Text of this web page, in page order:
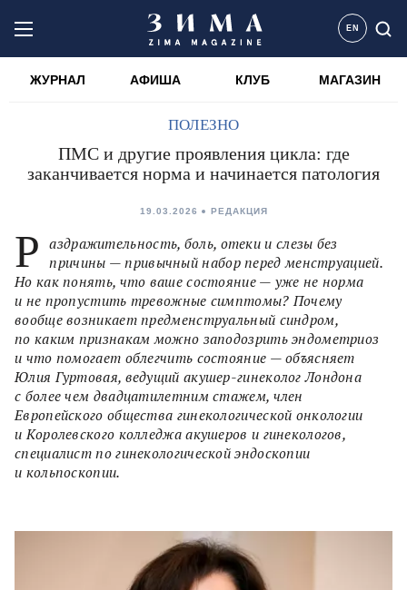
EN
ЖУРНАЛ АФИША КЛУБ МАГАЗИН
ПОЛЕЗНО
ПМС и другие проявления цикла: где
заканчивается норма и начинается патология
19.03.2026 РЕДАКЦИЯ
Р
аздражительность, боль, отеки и слезы без
причины — привычный набор перед менструацией.
Но как понять, что ваше состояние — уже не норма
и не пропустить тревожные симптомы? Почему
вообще возникает предменструальный синдром,
по каким признакам можно заподозрить эндометриоз
и что помогает облегчить состояние — объясняет
Юлия Гуртовая, ведущий акушер-гинеколог Лондона
с более чем двадцатилетним стажем, член
Европейского общества гинекологической онкологии
и Королевского колледжа акушеров и гинекологов,
специалист по гинекологической эндоскопии
и кольпоскопии.